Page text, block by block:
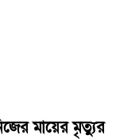
মায়ের মৃত্যুর